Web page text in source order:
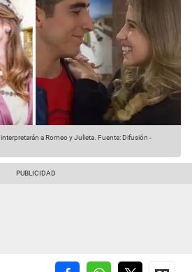
a Romeo y Julieta. Fuente: Difusión -